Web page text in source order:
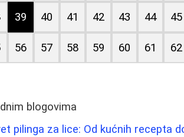
39 40 41 42 43 44 45
56 57 58 59 60 61 62
blogovima
pilinga za lice: Od kućnih recepta